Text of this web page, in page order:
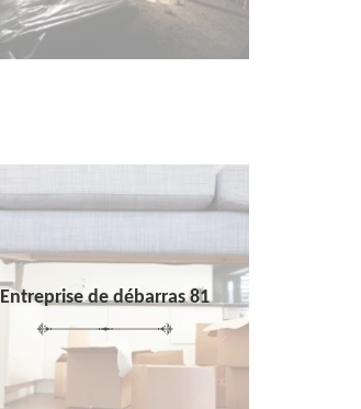
Entreprise de débarras 81